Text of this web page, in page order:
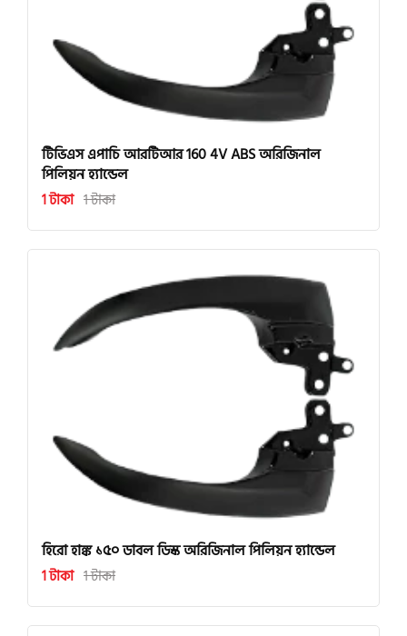
টিভিএস এপাচি আরটিআর 160 4V ABS অরিজিনাল
পিলিয়ন হ্যান্ডেল
1 টাকা 1 টাকা
হিরো হাঙ্ক ১৫০ ডাবল ডিস্ক অরিজিনাল পিলিয়ন হ্যান্ডেল
1 টাকা 1 টাকা